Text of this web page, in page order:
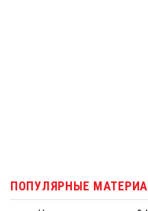
ПОПУЛЯРНЫЕ